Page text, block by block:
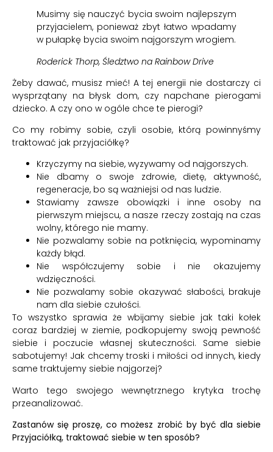
Musimy się nauczyć bycia swoim najlepszym
przyjacielem, ponieważ zbyt łatwo wpadamy
w pułapkę bycia swoim najgorszym wrogiem.
Roderick Thorp, Śledztwo na Rainbow Drive
Żeby dawać, musisz mieć! A tej energii nie dostarczy ci
wysprzątany na błysk dom, czy napchane pierogami
dziecko. A czy ono w ogóle chce te pierogi?
Co my robimy sobie, czyli osobie, którą powinnyśmy
traktować jak przyjaciółkę?
Krzyczymy na siebie, wyzywamy od najgorszych.
Nie dbamy o swoje zdrowie, dietę, aktywność,
regeneracje, bo są ważniejsi od nas ludzie.
Stawiamy zawsze obowiązki i inne osoby na
pierwszym miejscu, a nasze rzeczy zostają na czas
wolny, którego nie mamy.
Nie pozwalamy sobie na potknięcia, wypominamy
każdy błąd.
Nie współczujemy sobie i nie okazujemy
wdzięczności.
Nie pozwalamy sobie okazywać słabości, brakuje
nam dla siebie czułości.
To wszystko sprawia że wbijamy siebie jak taki kołek
coraz bardziej w ziemie, podkopujemy swoją pewność
siebie i poczucie własnej skuteczności. Same siebie
sabotujemy! Jak chcemy troski i miłości od innych, kiedy
same traktujemy siebie najgorzej?
Warto tego swojego wewnętrznego krytyka trochę
przeanalizować.
Zastanów się proszę, co możesz zrobić by być dla siebie
Przyjaciółką, traktować siebie w ten sposób?